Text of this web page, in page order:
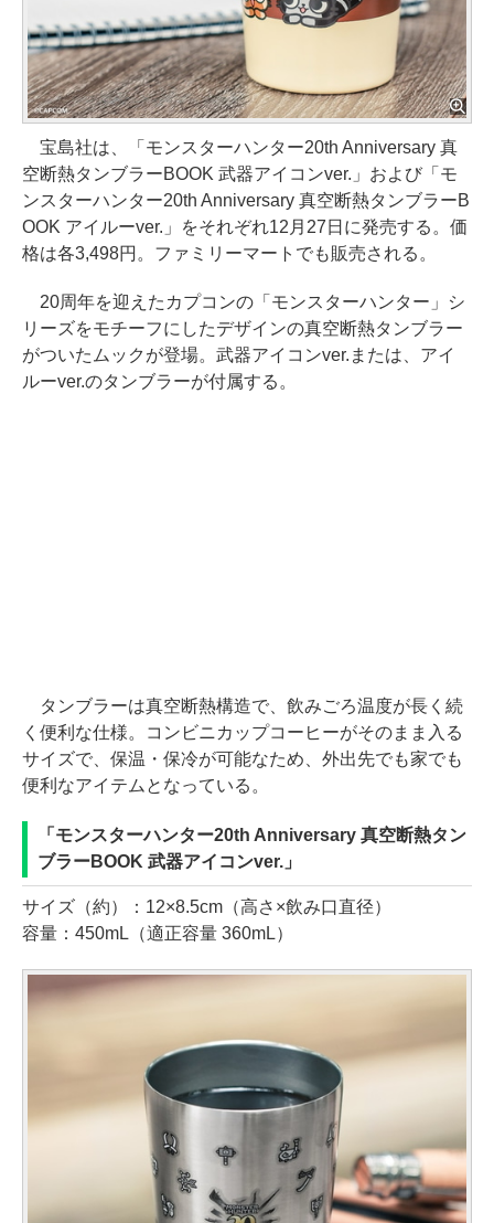
宝島社は、「モンスターハンター20th Anniversary 真
空断熱タンブラーBOOK 武器アイコンver.」および「モ
ンスターハンター20th Anniversary 真空断熱タンブラーB
OOK アイルーver.」をそれぞれ12月27日に発売する。価
格は各3,498円。ファミリーマートでも販売される。
20周年を迎えたカプコンの「モンスターハンター」シ
リーズをモチーフにしたデザインの真空断熱タンブラー
がついたムックが登場。武器アイコンver.または、アイ
ルーver.のタンブラーが付属する。
タンブラーは真空断熱構造で、飲みごろ温度が長く続
く便利な仕様。コンビニカップコーヒーがそのまま入る
サイズで、保温・保冷が可能なため、外出先でも家でも
便利なアイテムとなっている。
「モンスターハンター20th Anniversary 真空断熱タン
ブラーBOOK 武器アイコンver.」
サイズ（約）：12×8.5cm（高さ×飲み口直径）
容量：450mL（適正容量 360mL）